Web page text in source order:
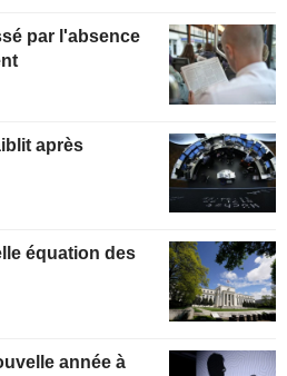
par l'absence
après
équation des